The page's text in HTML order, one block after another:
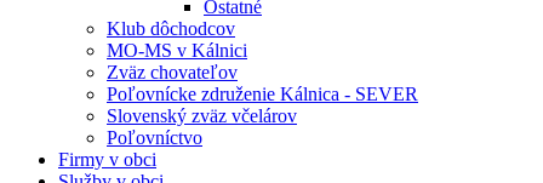
Ostatné
Klub dôchodcov
MO-MS v Kálnici
Zväz chovateľov
Poľovnícke združenie Kálnica - SEVER
Slovenský zväz včelárov
Poľovníctvo
Firmy v obci